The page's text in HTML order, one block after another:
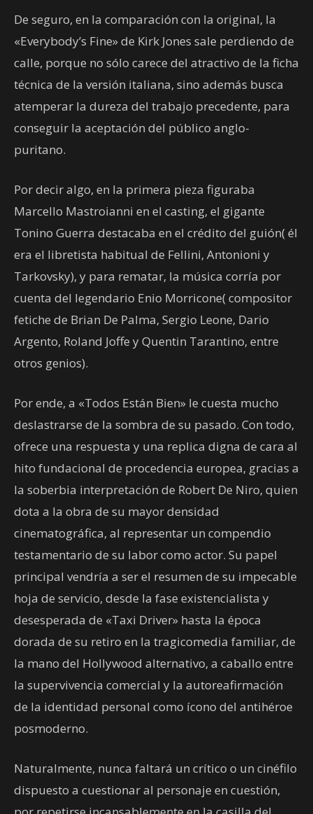
De seguro, en la comparación con la original, la
«Everybody’s Fine» de Kirk Jones sale perdiendo de
calle, porque no sólo carece del atractivo de la ficha
técnica de la versión italiana, sino además busca
atemperar la dureza del trabajo precedente, para
conseguir la aceptación del público anglo-
puritano.
Por decir algo, en la primera pieza figuraba
Marcello Mastroianni en el casting, el gigante
Tonino Guerra destacaba en el crédito del guión( él
era el libretista habitual de Fellini, Antonioni y
Tarkovsky), y para rematar, la música corría por
cuenta del legendario Enio Morricone( compositor
fetiche de Brian De Palma, Sergio Leone, Dario
Argento, Roland Joffe y Quentin Tarantino, entre
otros genios).
Por ende, a «Todos Están Bien» le cuesta mucho
deslastrarse de la sombra de su pasado. Con todo,
ofrece una respuesta y una replica digna de cara al
hito fundacional de procedencia europea, gracias a
la soberbia interpretación de Robert De Niro, quien
dota a la obra de su mayor densidad
cinematográfica, al representar un compendio
testamentario de su labor como actor. Su papel
principal vendría a ser el resumen de su impecable
hoja de servicio, desde la fase existencialista y
desesperada de «Taxi Driver» hasta la época
dorada de su retiro en la tragicomedia familiar, de
la mano del Hollywood alternativo, a caballo entre
la supervivencia comercial y la autoreafirmación
de la identidad personal como ícono del antihéroe
posmoderno.
Naturalmente, nunca faltará un crítico o un cinéfilo
dispuesto a cuestionar al personaje en cuestión,